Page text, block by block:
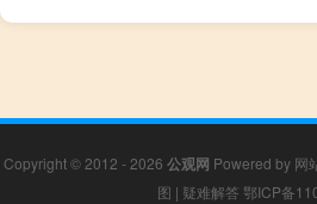
Copyright © 2012 - 2026 公观网 Powered by 网
图 | 疑难解答 鄂ICP备